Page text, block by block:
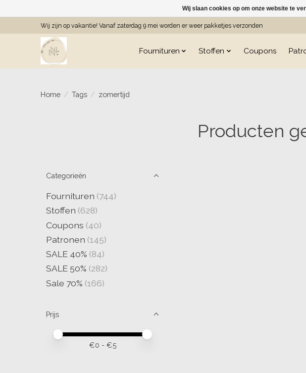
Wij zijn op vakantie! Vanaf zaterdag 9 mei worden er weer pakketjes verzonden
Fournituren Stoffen Coupons
Home / Tags / zomertijd
Producten
Categorieën
Fournituren (744)
Stoffen (628)
Coupons (40)
Patronen (145)
SALE 40% (84)
SALE 50% (282)
Sale 70% (166)
Prijs
Minimale prijswaarde
Price maximum value
€0 - €5
Wij slaan cookies op om onze website te